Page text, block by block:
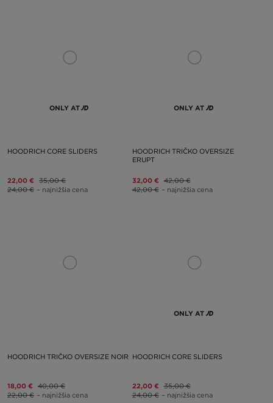
ONLY AT
HOODRICH CORE SLIDERS
22,00 € 35,00 €
24,00 € – najnižšia cena
ONLY AT
HOODRICH TRIČKO OVERSIZE
ERUPT
32,00 € 42,00 €
42,00 € – najnižšia cena
HOODRICH TRIČKO OVERSIZE NOIR
18,00 € 40,00 €
22,00 € – najnižšia cena
ONLY AT
HOODRICH CORE SLIDERS
22,00 € 35,00 €
24,00 € – najnižšia cena